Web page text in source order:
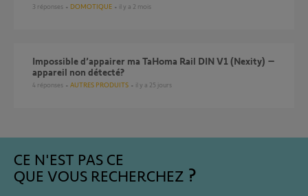
3 réponses DOMOTIQUE il y a 2 mois
Impossible d’appairer ma TaHoma Rail DIN V1 (Nexity) –
appareil non détecté?
4 réponses AUTRES PRODUITS il y a 25 jours
CE N'EST PAS CE
QUE VOUS RECHERCHEZ